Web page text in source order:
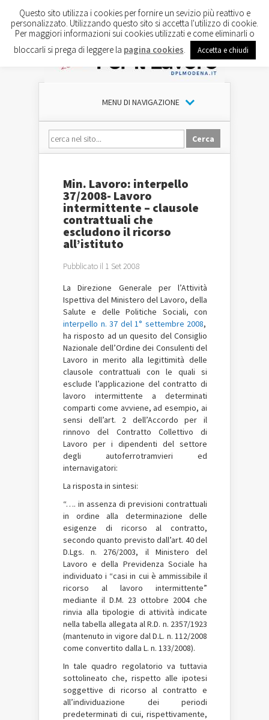
MENU DI NAVIGAZIONE
Min. Lavoro: interpello
37/2008- Lavoro
intermittente – clausole
contrattuali che
escludono il ricorso
all’istituto
Pubblicato il 1 Set 2008
La Direzione Generale per l’Attività
Ispettiva del Ministero del Lavoro, della
Salute e delle Politiche Sociali, con
interpello n. 37 del 1° settembre 2008,
ha risposto ad un quesito del Consiglio
Nazionale dell’Ordine dei Consulenti del
Lavoro in merito alla legittimità delle
clausole contrattuali con le quali si
esclude l’applicazione del contratto di
lavoro intermittente a determinati
comparti come avviene, ad esempio, ai
sensi dell’art. 2 dell’Accordo per il
rinnovo del Contratto Collettivo di
Lavoro per i dipendenti del settore
degli autoferrotramvieri ed
internavigatori:
La risposta in sintesi:
“…. in assenza di previsioni contrattuali
in ordine alla determinazione delle
esigenze di ricorso al contratto,
secondo quanto previsto dall’art. 40 del
D.Lgs. n. 276/2003, il Ministero del
Lavoro e della Previdenza Sociale ha
individuato i “casi in cui è ammissibile il
ricorso al lavoro intermittente”
mediante il D.M. 23 ottobre 2004 che
rinvia alla tipologie di attività indicate
nella tabella allegata al R.D. n. 2357/1923
(mantenuto in vigore dal D.L. n. 112/2008
come convertito dalla L. n. 133/2008).
In tale quadro regolatorio va tuttavia
sottolineato che, rispetto alle ipotesi
soggettive di ricorso al contratto e
all’individuazione dei periodi
predeterminati di cui, rispettivamente,
Questo sito utilizza i cookies per fornire un sevizio più reattivo e
personalizzato. Utilizzando questo sito si accetta l'utilizzo di cookie.
Per maggiori informazioni sui cookies utilizzati e come eliminarli o
bloccarli si prega di leggere la pagina cookies Accetta e chiudi